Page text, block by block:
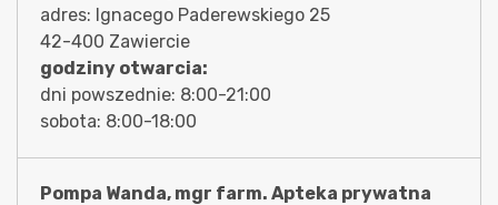
adres: Ignacego Paderewskiego 25
42-400 Zawiercie
godziny otwarcia:
dni powszednie: 8:00-21:00
sobota: 8:00-18:00
Pompa Wanda, mgr farm. Apteka prywatna